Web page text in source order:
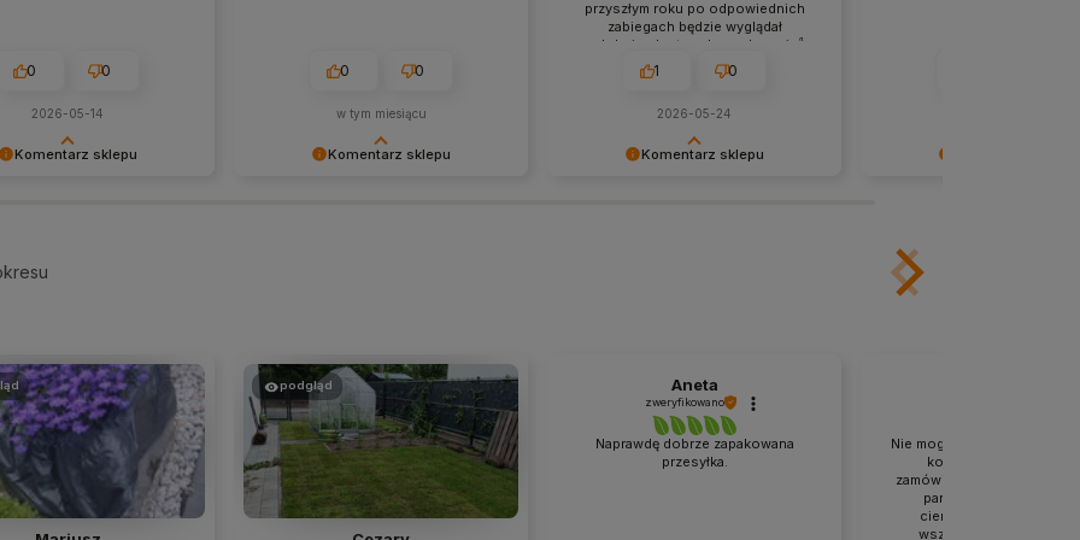
Komentarz sklepu
Twoim wymaganiom i
0 0
w tym miesiącu
Komentarz sklepu
1 0
2026-05-24
Komentarz sklepu
0 0
w tym miesiącu
usług. Mamy nadzieję, że
sprostaliśmy Twoim
wrócisz do nas ponownie.
podgląd Aneta
zweryfikowano
Naprawdę dobrze zapakowana
przesyłka.
Nie mogę powiedzieć złego
kontakt przed
zamówienia był
pan z którym
cierpliwie odpowiedział
wszystkie moje pytania.